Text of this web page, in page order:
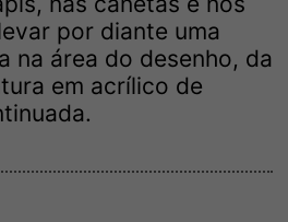
por diante uma
na área do desenho, da
em acrílico de